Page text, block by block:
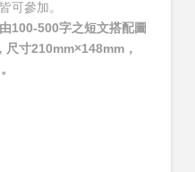
可參加。
100-500字之短文搭配圖
尺寸210mm×148mm，